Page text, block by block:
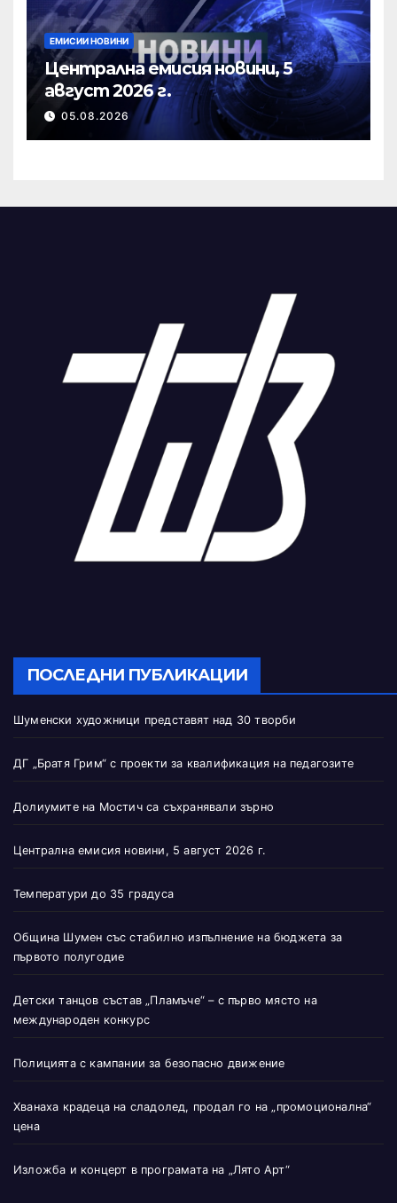
ЕМИСИИ НОВИНИ
Централна емисия новини, 5
август 2026 г.
05.08.2026
ПОСЛЕДНИ ПУБЛИКАЦИИ
Шуменски художници представят над 30 творби
ДГ „Братя Грим“ с проекти за квалификация на педагозите
Долиумите на Мостич са съхранявали зърно
Централна емисия новини, 5 август 2026 г.
Температури до 35 градуса
Община Шумен със стабилно изпълнение на бюджета за
първото полугодие
Детски танцов състав „Пламъче“ – с първо място на
международен конкурс
Полицията с кампании за безопасно движение
Хванаха крадеца на сладолед, продал го на „промоционална“
цена
Изложба и концерт в програмата на „Лято Арт“